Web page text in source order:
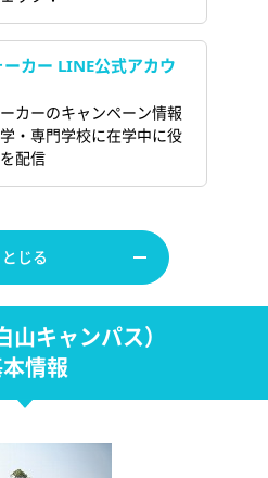
カー LINE公式アカウ
カーのキャンペーン情報
・専門学校に在学中に役
配信
とじる
キャンパス）
情報